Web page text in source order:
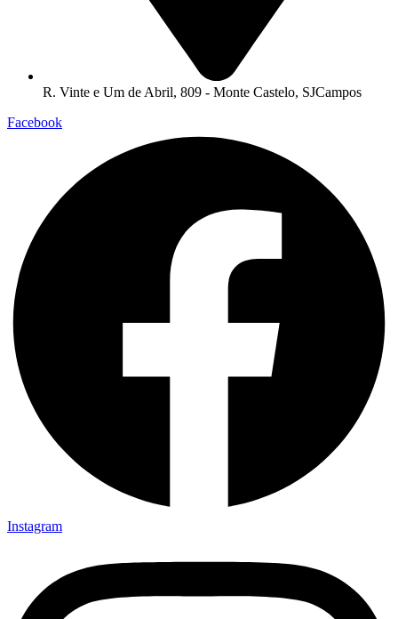
R. Vinte e Um de Abril, 809 - Monte Castelo, SJCampos
Facebook
Instagram